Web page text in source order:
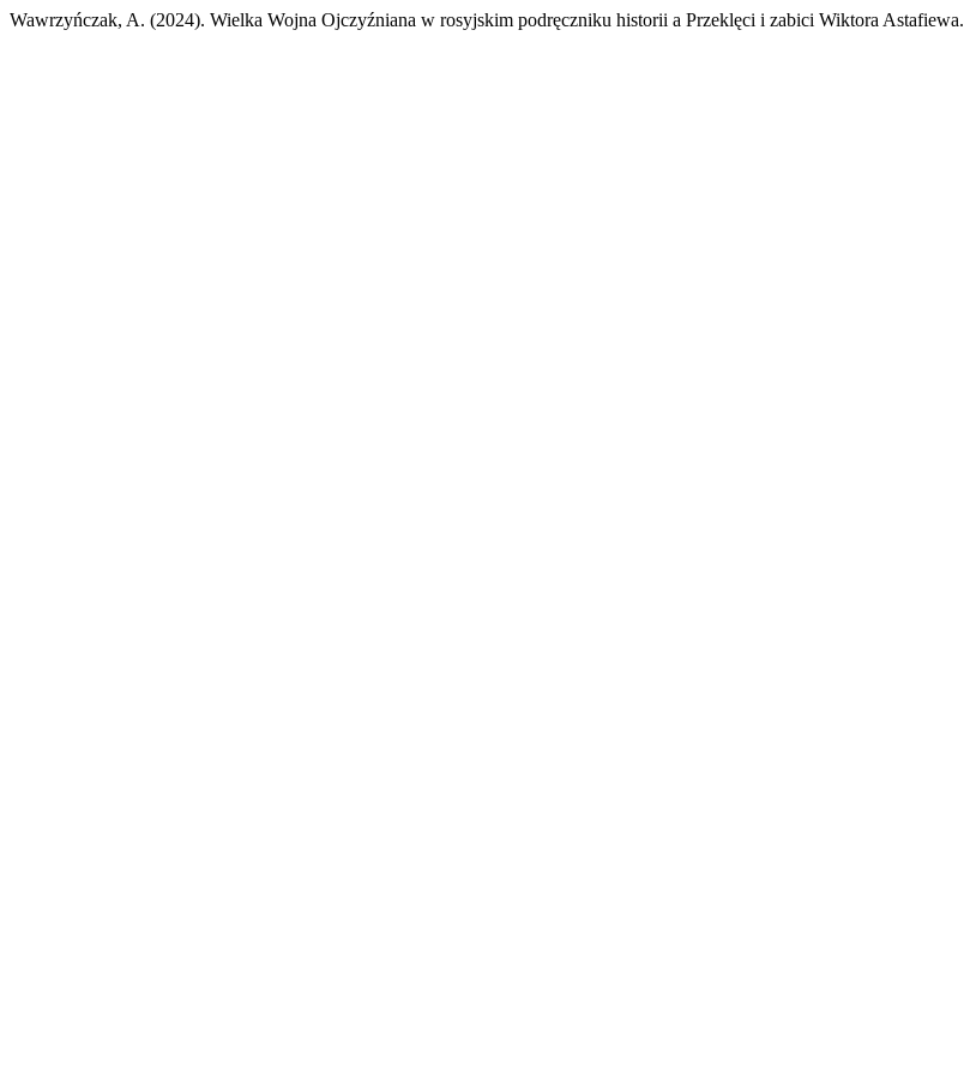
Wawrzyńczak, A. (2024). Wielka Wojna Ojczyźniana w rosyjskim podręczniku historii a Przeklęci i zabici Wiktora Astafiewa.